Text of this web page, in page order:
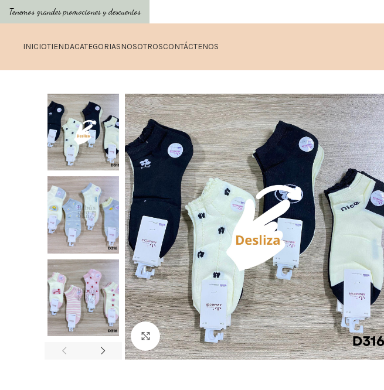
INICIOTIENDACATEGORIASNOSOTROSCONTÁCTENOS
Haga Click para agrandar
Tenemos grandes promociones y descuentos